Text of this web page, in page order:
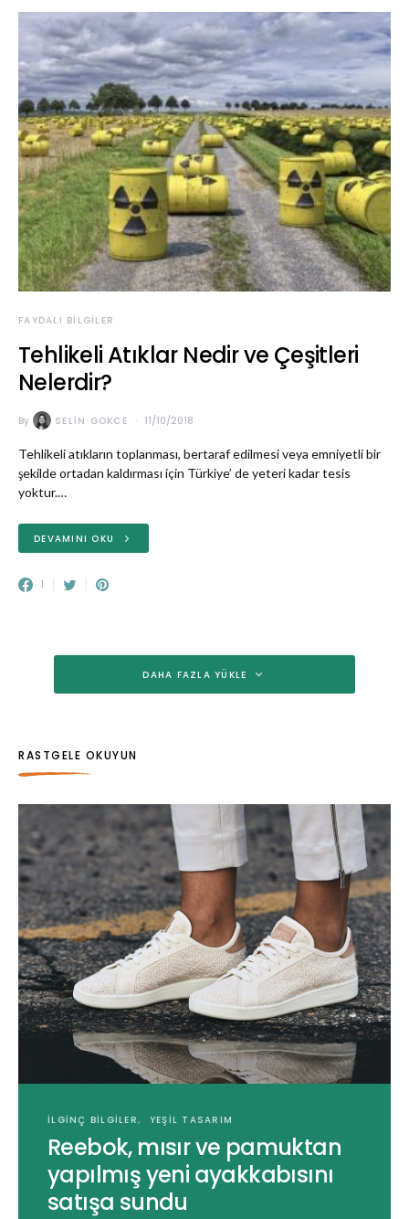
FAYDALI BILGILER
Tehlikeli Atıklar Nedir ve Çeşitleri
Nelerdir?
By SELIN GOKCE 11/10/2018
Tehlikeli atıkların toplanması, bertaraf edilmesi veya emniyetli bir
şekilde ortadan kaldırması için Türkiye’ de yeteri kadar tesis
yoktur.…
DEVAMINI OKU
1
DAHA FAZLA YÜKLE
RASTGELE OKUYUN
İLGINÇ BILGILER YEŞIL TASARIM
Reebok, mısır ve pamuktan
yapılmış yeni ayakkabısını
satışa sundu